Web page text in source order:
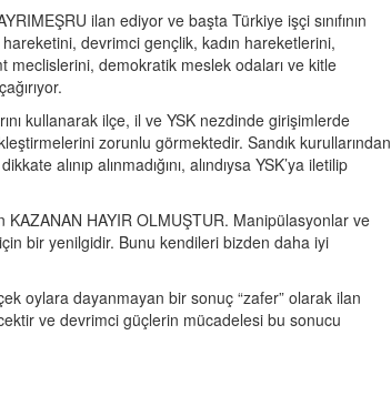
ilan ediyor ve başta Türkiye işçi sınıfının
devrimci gençlik, kadın hareketlerini,
demokratik meslek odaları ve kitle
kullanarak ilçe, il ve YSK nezdinde girişimlerde
zorunlu görmektedir. Sandık kurullarından
alınıp alınmadığını, alındıysa YSK’ya iletilip
HAYIR OLMUŞTUR. Manipülasyonlar ve
bir yenilgidir. Bunu kendileri bizden daha iyi
oylara dayanmayan bir sonuç “zafer” olarak ilan
ve devrimci güçlerin mücadelesi bu sonucu